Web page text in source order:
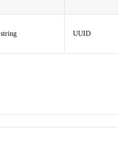
string UUID